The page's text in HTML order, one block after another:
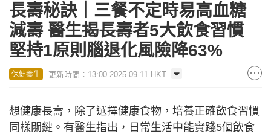
長壽秘訣｜三餐不定時易高血糖
減壽 醫生揭長壽者5大飲食習慣
堅持1原則腦退化風險降63%
保健養生 更新時間：13:00 2025-09-11 HKT
想健康長壽，除了選擇健康食物，培養正確飲食習慣
同樣關鍵。有醫生指出，日常生活中能實踐5個飲食